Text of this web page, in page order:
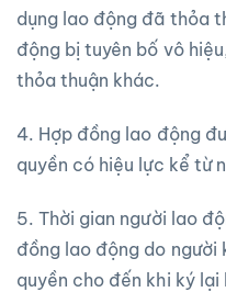
dụng lao động đã thỏa
động bị tuyên bố vô
thỏa thuận khác.
4. Hợp đồng lao động
quyền có hiệu lực kể từ
5. Thời gian người lao
đồng lao động do người
quyền cho đến khi ký